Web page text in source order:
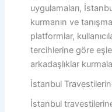
uygulamaları,
kurmanın ve
platformlar,
tercihlerine göre
arkadaşlıklar
İstanbul
İstanbul